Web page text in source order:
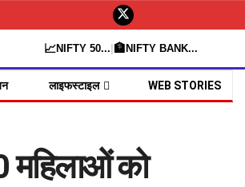
📈NIFTY 50... 🏦NIFTY BANK...
लाइफस्टाइल WEB STORIES
महिलाओं को